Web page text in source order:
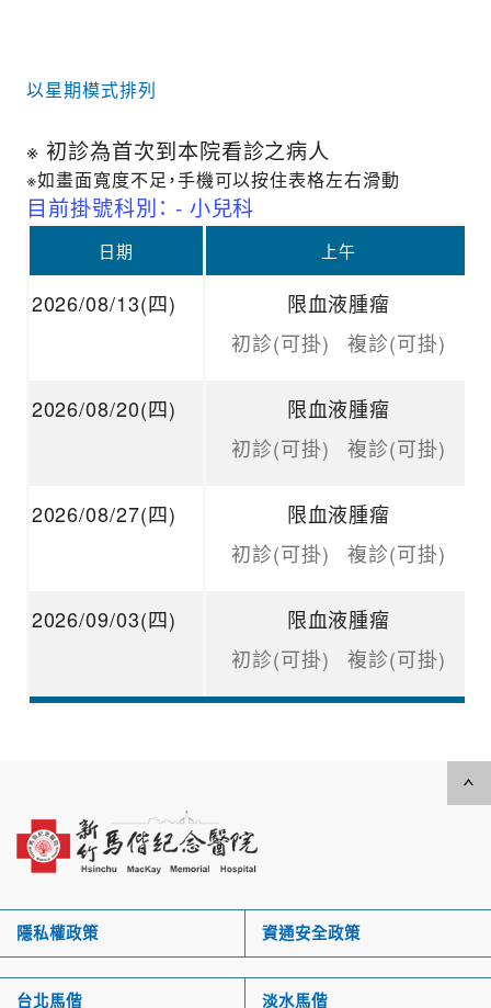
以星期模式排列
※ 初診為首次到本院看診之病人
※如畫面寬度不足，手機可以按住表格左右滑動
目前掛號科別： - 小兒科
日期 上午
2026/08/13(四)
限血液腫瘤
初診(可掛)
複診(可掛)
2026/08/20(四)
限血液腫瘤
初診(可掛)
複診(可掛)
2026/08/27(四)
限血液腫瘤
初診(可掛)
複診(可掛)
2026/09/03(四)
限血液腫瘤
初診(可掛)
複診(可掛)
隱私權政策 資通安全政策
台北馬偕 淡水馬偕